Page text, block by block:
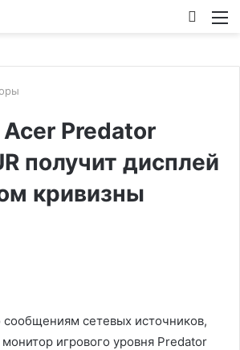
Predator
получит дисплей
кривизны
сетевых источников,
монитор игрового уровня Predator